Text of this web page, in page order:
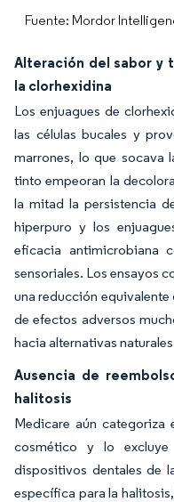
Fuente: Mordor
Alteración del sabor y
la clorhexidina
Los enjuagues de
las células bucales y
marrones, lo que socava
tinto empeoran la
la mitad la persistencia
hiperpuro y los
eficacia antimicrobiana
sensoriales. Los ensayos
una reducción
de efectos adversos
hacia alternativas
Ausencia de
halitosis
Medicare aún
cosmético y lo
dispositivos dentales de
específica para la